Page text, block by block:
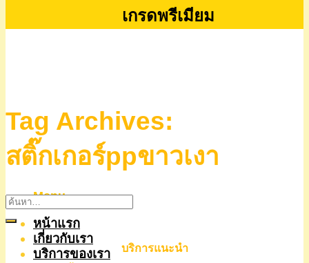
เกรดพรีเมียม
Menu
หน้าแรก
เกี่ยวกับเรา
บริการของเรา
Tag Archives:
สติ๊กเกอร์ppขาวเงา
บริการแนะนำ